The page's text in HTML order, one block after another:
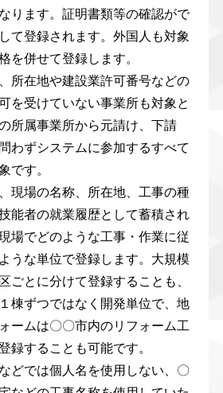
ります。証明書類等の確認がで
て登録されます。外国人も対象
を併せて登録します。
所在地や建設業許可番号などの
を受けていない事業所も対象と
所属事業所から元請け、下請
わずシステムに参加するすべて
です。
現場の名称、所在地、工事の種
能者の就業履歴として蓄積され
場でどのような工事・作業に従
うな単位で登録します。大規模
ごとに分けて登録することも、
棟ずつではなく開発単位で、地
ームは〇〇市内のリフォーム工
録することも可能です。
どでは個人名を使用しない、〇